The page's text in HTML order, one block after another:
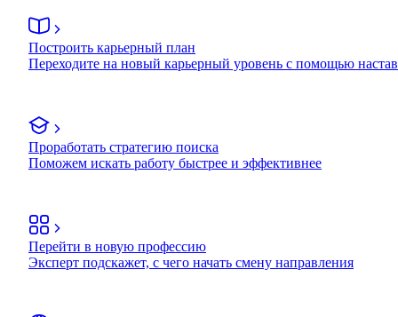
Построить карьерный план
Переходите на новый карьерный уровень с помощью
Проработать стратегию поиска
Поможем искать работу быстрее и эффективнее
Перейти в новую профессию
Эксперт подскажет, с чего начать смену направления